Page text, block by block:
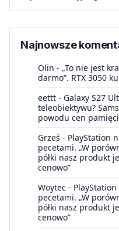
Najnowsze
Olin - „To nie jest
darmo”. RTX 3050
eettt - Galaxy S27
teleobiektywu?
powodu cen pamięci
Grześ - PlayStation
pecetami. „W
półki nasz produkt
cenowo”
Woytec -
pecetami. „W
półki nasz produkt
cenowo”